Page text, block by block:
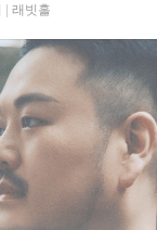
래빗홀